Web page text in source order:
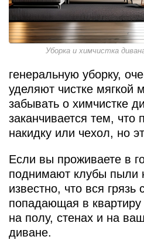
Уборка и химчистка
генеральную уборку,
уделяют чистке мягкой
забывать о химчистке
заканчивается тем, что
накидку или чехол, но
Если вы проживаете в
поднимают клубы пыли
известно, что вся грязь
попадающая в квартиру
на полу, стенах и на
диване.